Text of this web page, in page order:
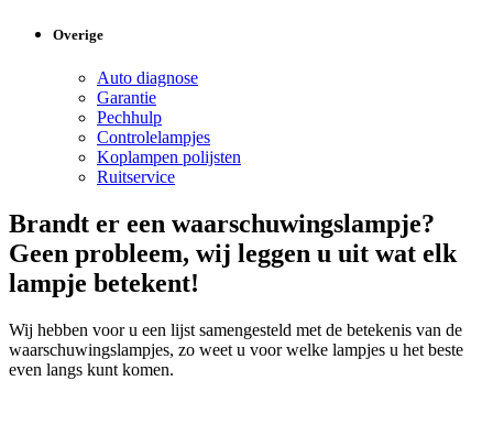
Overige
Auto diagnose
Garantie
Pechhulp
Controlelampjes
Koplampen polijsten
Ruitservice
Brandt er een waarschuwingslampje?
Geen probleem, wij leggen u uit wat elk
lampje betekent!
Wij hebben voor u een lijst samengesteld met de betekenis van de
waarschuwingslampjes, zo weet u voor welke lampjes u het beste
even langs kunt komen.